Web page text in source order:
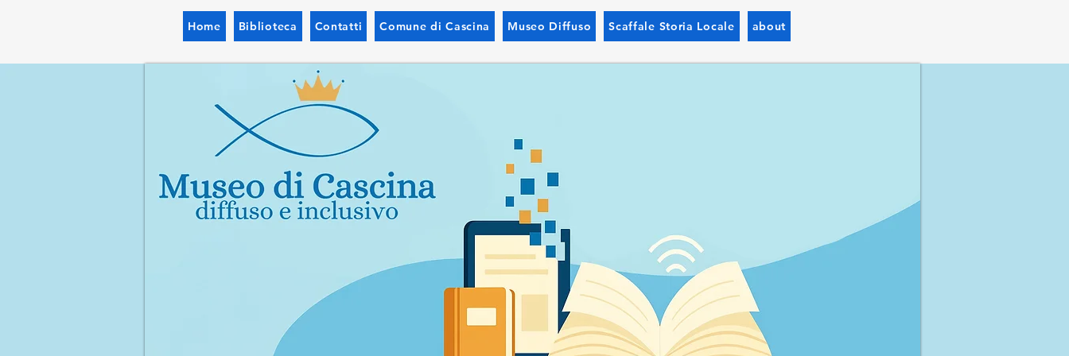
Home Biblioteca Contatti Comune di Cascina Museo Diffuso Scaffale Storia Locale about